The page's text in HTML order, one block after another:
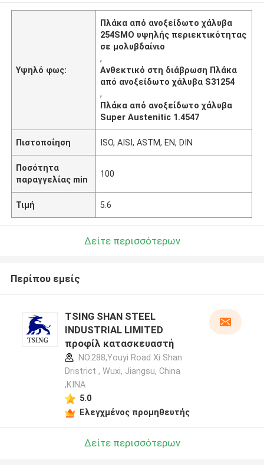
Υψηλό φως:
Πλάκα από ανοξείδωτο χάλυβα
254SMO υψηλής περιεκτικότητας
σε μολυβδαίνιο
,
Ανθεκτικό στη διάβρωση Πλάκα
από ανοξείδωτο χάλυβα S31254
,
Πλάκα από ανοξείδωτο χάλυβα
Super Austenitic 1.4547
Πιστοποίηση ISO, AISI, ASTM, EN, DIN
Ποσότητα
παραγγελίας min
100
Τιμή 5.6
Δείτε περισσότερων
Περίπου εμείς
TSING SHAN STEEL
INDUSTRIAL LIMITED
προφίλ κατασκευαστή
NO.288,Youyi Road Xi Shan
Dristrict , Wuxi, Jiangsu, China
,ΚΙΝΑ
5.0
Ελεγχμένος προμηθευτής
Δείτε περισσότερων